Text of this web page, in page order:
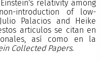
relativity among
introduction of low-
Palacios and Heike
articulos se citan en
así como en la
Collected Papers.